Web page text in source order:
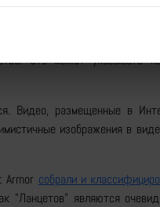
это не 100-процентный
статические цели. В новых
Это может указывать
Видео, размещенные в
изображения в
Armor собрали и
"Ланцетов" являются